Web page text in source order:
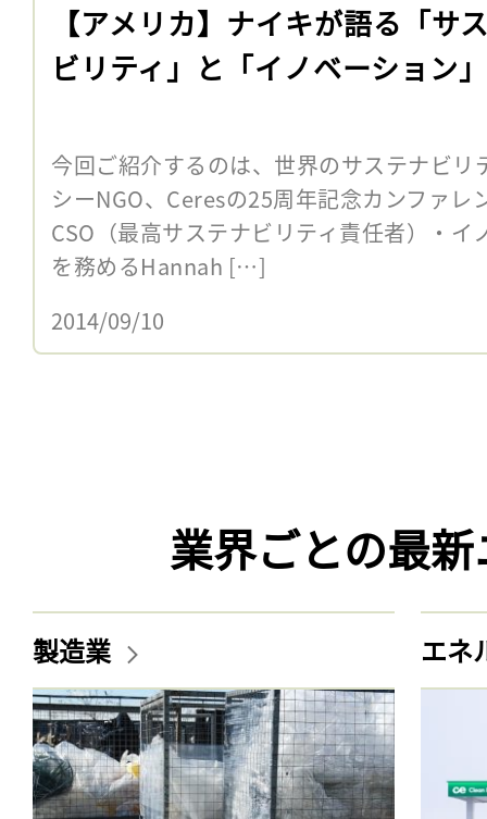
【アメリカ】ナイキが語る「サ
ビリティ」と「イノベーション」
今回ご紹介するのは、世界のサステナビリ
シーNGO、Ceresの25周年記念カンファレ
CSO（最高サステナビリティ責任者）・
を務めるHannah […]
2014/09/10
業界ごとの最
製造業 エネ